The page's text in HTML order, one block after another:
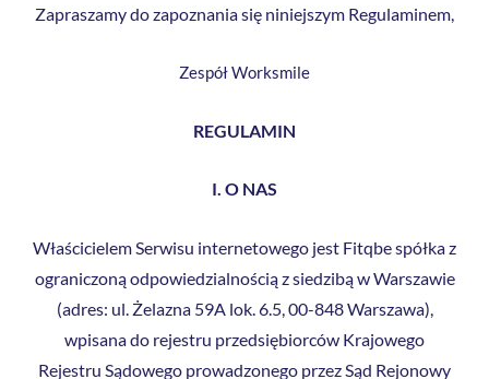
Zapraszamy do zapoznania się niniejszym Regulaminem,
Zespół Worksmile
REGULAMIN
I. O NAS
Właścicielem Serwisu internetowego jest Fitqbe spółka z
ograniczoną odpowiedzialnością z siedzibą w Warszawie
(adres: ul. Żelazna 59A lok. 6.5, 00-848 Warszawa),
wpisana do rejestru przedsiębiorców Krajowego
Rejestru Sądowego prowadzonego przez Sąd Rejonowy